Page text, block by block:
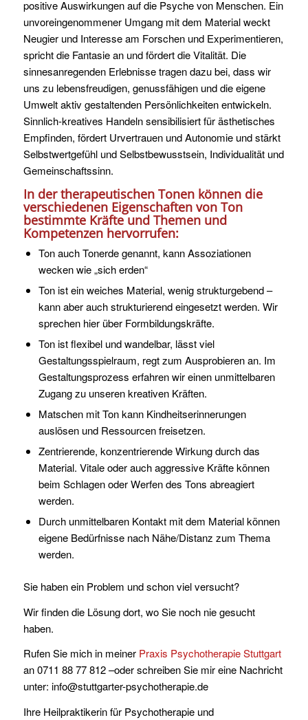
positive Auswirkungen auf die Psyche von Menschen. Ein
unvoreingenommener Umgang mit dem Material weckt
Neugier und Interesse am Forschen und Experimentieren,
spricht die Fantasie an und fördert die Vitalität. Die
sinnesanregenden Erlebnisse tragen dazu bei, dass wir
uns zu lebensfreudigen, genussfähigen und die eigene
Umwelt aktiv gestaltenden Persönlichkeiten entwickeln.
Sinnlich-kreatives Handeln sensibilisiert für ästhetisches
Empfinden, fördert Urvertrauen und Autonomie und stärkt
Selbstwertgefühl und Selbstbewusstsein, Individualität und
Gemeinschaftssinn.
In der therapeutischen Tonen können die
verschiedenen Eigenschaften von Ton
bestimmte Kräfte und Themen und
Kompetenzen hervorrufen:
Ton auch Tonerde genannt, kann Assoziationen
wecken wie „sich erden“
Ton ist ein weiches Material, wenig strukturgebend –
kann aber auch strukturierend eingesetzt werden. Wir
sprechen hier über Formbildungskräfte.
Ton ist flexibel und wandelbar, lässt viel
Gestaltungsspielraum, regt zum Ausprobieren an. Im
Gestaltungsprozess erfahren wir einen unmittelbaren
Zugang zu unseren kreativen Kräften.
Matschen mit Ton kann Kindheitserinnerungen
auslösen und Ressourcen freisetzen.
Zentrierende, konzentrierende Wirkung durch das
Material. Vitale oder auch aggressive Kräfte können
beim Schlagen oder Werfen des Tons abreagiert
werden.
Durch unmittelbaren Kontakt mit dem Material können
eigene Bedürfnisse nach Nähe/Distanz zum Thema
werden.
Sie haben ein Problem und schon viel versucht?
Wir finden die Lösung dort, wo Sie noch nie gesucht
haben.
Rufen Sie mich in meiner Praxis Psychotherapie Stuttgart
an 0711 88 77 812 –oder schreiben Sie mir eine Nachricht
unter: info@stuttgarter-psychotherapie.de
Ihre Heilpraktikerin für Psychotherapie und